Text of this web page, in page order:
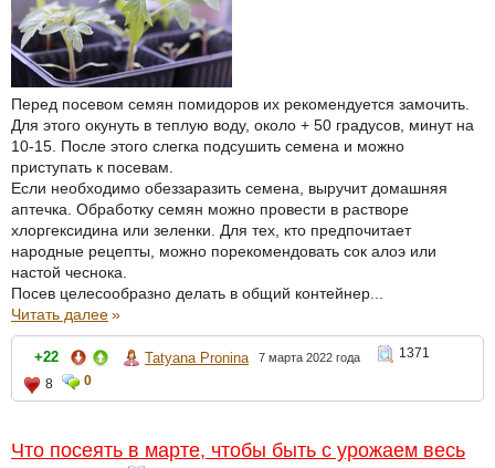
Перед посевом семян помидоров их рекомендуется замочить.
Для этого окунуть в теплую воду, около + 50 градусов, минут на
10-15. После этого слегка подсушить семена и можно
приступать к посевам.
Если необходимо обеззаразить семена, выручит домашняя
аптечка. Обработку семян можно провести в растворе
хлоргексидина или зеленки. Для тех, кто предпочитает
народные рецепты, можно порекомендовать сок алоэ или
настой чеснока.
Посев целесообразно делать в общий контейнер...
Читать далее»
+22 Tatyana Pronina 7 марта 2022 года
1371
8
0
Что посеять в марте, чтобы быть с урожаем весь